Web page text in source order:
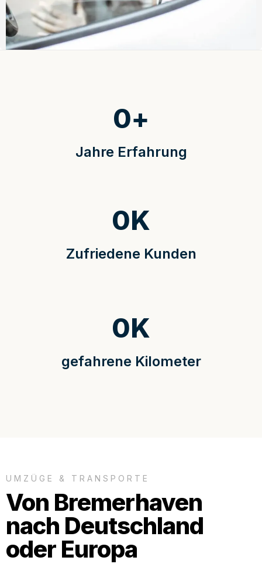
Jahre Erfahrung
0+
Zufriedene Kunden
0K
gefahrene Kilometer
0K
UMZÜGE & TRANSPORTE
Von Bremerhaven
nach Deutschland
oder Europa